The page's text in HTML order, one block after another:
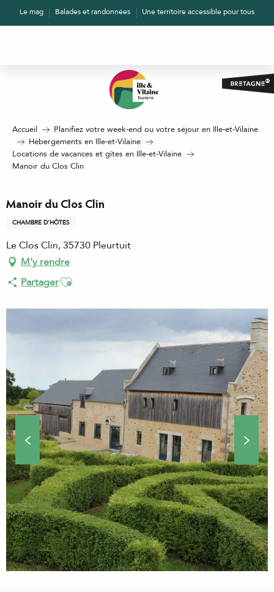
AllerLe mag Balades et randonnées Une territoire accessible pour tous
Accueil
Planifiez votre week-end ou votre séjour en Ille-et-Vilaine
Hébergements en Ille-et-Vilaine
Locations de vacances et gîtes en Ille-et-Vilaine
Manoir du Clos Clin
Manoir du Clos Clin
CHAMBRE D'HÔTES
Le Clos Clin, 35730 Pleurtuit
M'y rendre
PartagerAjouter aux favoris